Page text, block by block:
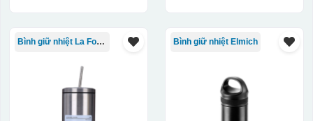
Bình giữ nhiệt La Fonte Bình giữ nhiệt Elmich